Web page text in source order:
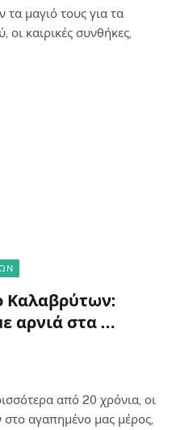
τα μαγιό τους για τα
καιρικές συνθήκες,
Καλαβρύτων:
αρνιά στα …
από 20 χρόνια, οι
αγαπημένο μας μέρος,